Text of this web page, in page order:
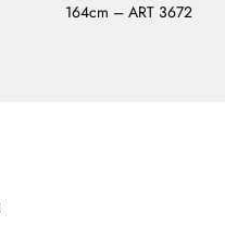
164cm – ART 3672